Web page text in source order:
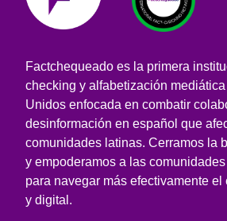
Factchequeado es la primera
checking y alfabetización
Unidos enfocada en combatir
desinformación en español que
comunidades latinas. Cerramos la
y empoderamos a las
para navegar más efectivamente
y digital.